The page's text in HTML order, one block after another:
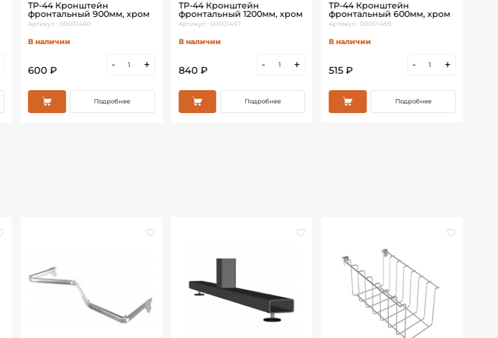
ТР-44 Кронштейн
фронтальный 900мм, хром
Артикул : 00001460
В наличии
600 ₽
- +
Подробнее
ТР-44 Кронштейн
фронтальный 1200мм, хром
Артикул : 00001457
В наличии
840 ₽
- +
Подробнее
ТР-44 Кронштейн
фронтальный 600мм, хром
Артикул : 00001459
В наличии
515 ₽
- +
Подробнее